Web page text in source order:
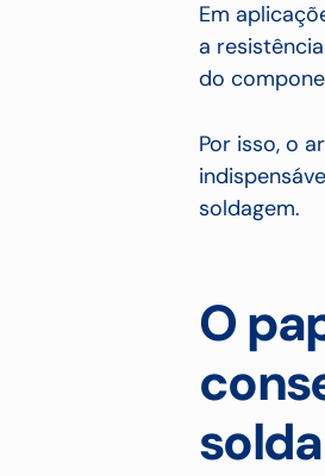
Em
a
do
Por isso, o
soldagem.
O
solda